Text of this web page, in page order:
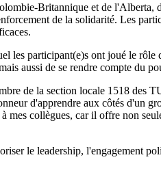
Britannique et de l'Alberta,
de la solidarité. Les
les participant(e)s ont joué le
aussi de se rendre compte du
de la section locale 1518 des
d'apprendre aux côtés d'un
collègues, car il offre non
le leadership, l'engagement